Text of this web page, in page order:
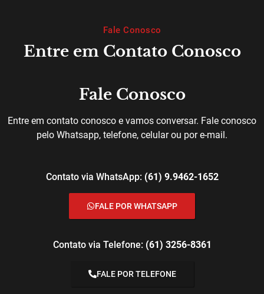
Fale Conosco
Entre em Contato Conosco
Fale Conosco
Entre em contato conosco e vamos conversar. Fale conosco
pelo Whatsapp, telefone, celular ou por e-mail.
Contato via WhatsApp: (61) 9.9462-1652
FALE POR WHATSAPP
Contato via Telefone: (61) 3256-8361
FALE POR TELEFONE